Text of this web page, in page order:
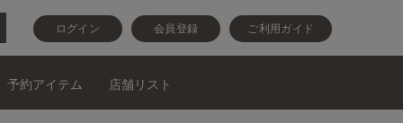
ログイン 会員登録 ご利用ガイド
予約アイテム 店舗リスト